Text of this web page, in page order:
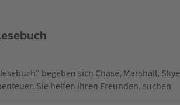
begeben sich Chase, Marshall, Skye
Sie helfen ihren Freunden, suchen